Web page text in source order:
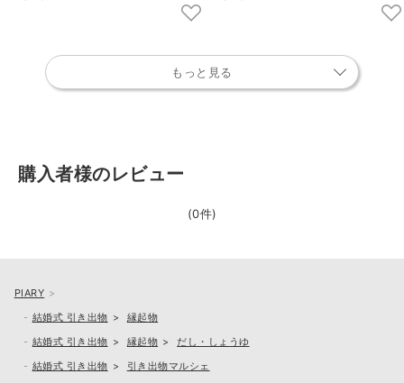
もっと見る
購入者様のレビュー
(0件)
PIARY
結婚式 引き出物
縁起物
結婚式 引き出物
縁起物
だし・しょうゆ
結婚式 引き出物
引き出物マルシェ